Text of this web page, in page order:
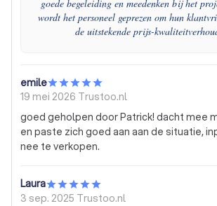
goede begeleiding en meedenken bij het
wordt het personeel geprezen om hun
de uitstekende prijs-
emile
19 mei 2026 Trustoo.nl
goed geholpen door Patrick! dacht mee
en paste zich goed aan aan de situatie,
nee te verkopen.
Laura
3 sep. 2025 Trustoo.nl